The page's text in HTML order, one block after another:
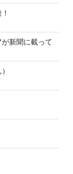
新聞に載って